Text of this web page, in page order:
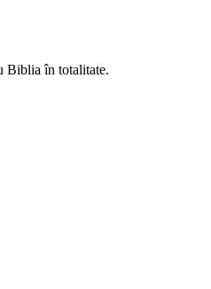
Biblia în totalitate.